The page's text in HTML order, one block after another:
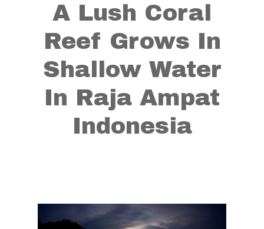
A Lush Coral
Reef Grows In
Shallow Water
In Raja Ampat
Indonesia